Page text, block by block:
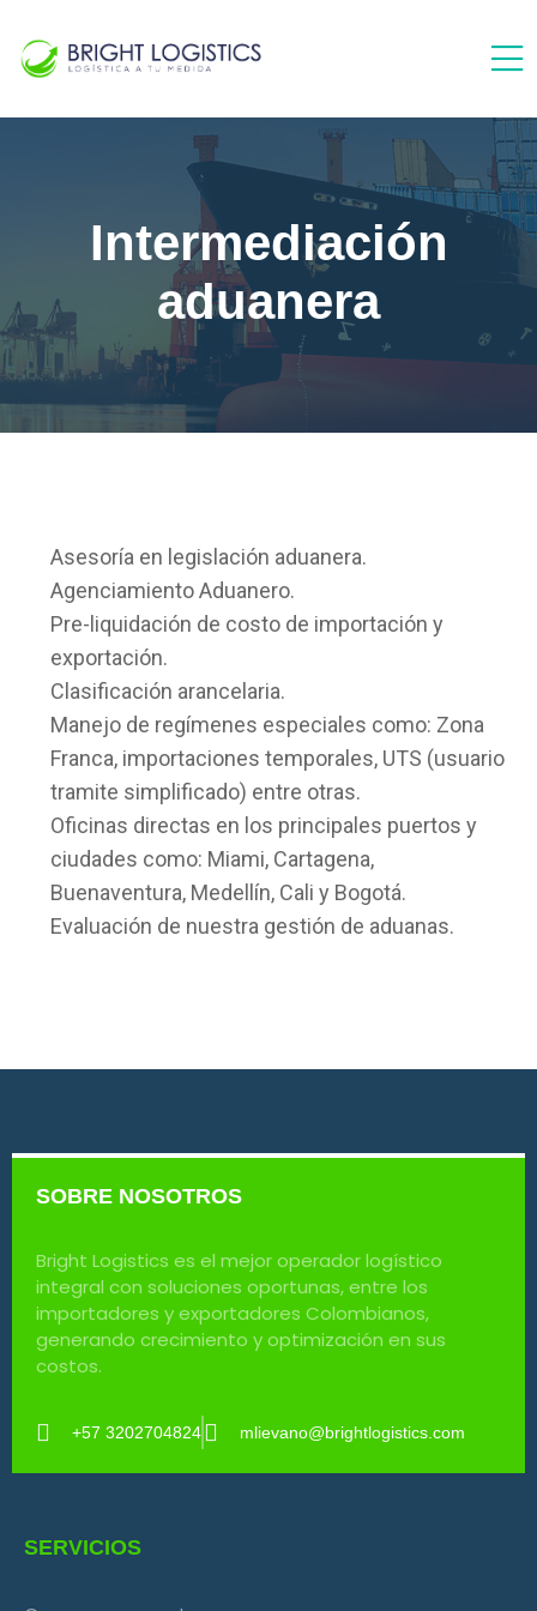
Intermediación
aduanera
Asesoría en legislación aduanera.
Agenciamiento Aduanero.
Pre-liquidación de costo de importación y
exportación.
Clasificación arancelaria.
Manejo de regímenes especiales como: Zona
Franca, importaciones temporales, UTS (usuario
tramite simplificado) entre otras.
Oficinas directas en los principales puertos y
ciudades como: Miami, Cartagena,
Buenaventura, Medellín, Cali y Bogotá.
Evaluación de nuestra gestión de aduanas.
SOBRE NOSOTROS
Bright Logistics es el mejor operador logístico
integral con soluciones oportunas, entre los
importadores y exportadores Colombianos,
generando crecimiento y optimización en sus
costos.
+57 3202704824 mlievano@brightlogistics.com
SERVICIOS